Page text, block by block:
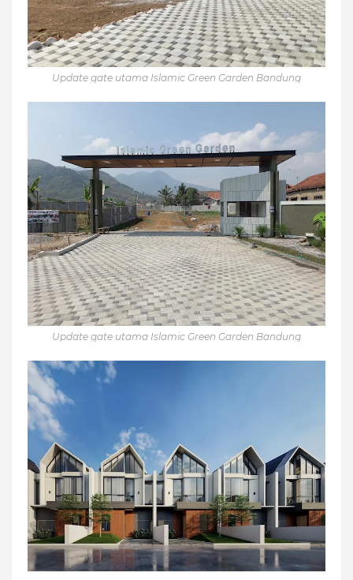
Update gate utama Islamic Green Garden Bandung
Update gate utama Islamic Green Garden Bandung